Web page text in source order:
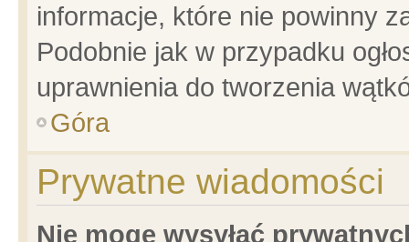
informacje, które nie powinny
Podobnie jak w przypadku
uprawnienia do tworzenia
Góra
Prywatne wiadomości
Nie mogę wysyłać